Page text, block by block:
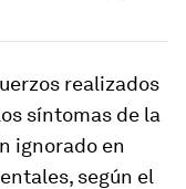
realizados
síntomas de la
ignorado en
según el